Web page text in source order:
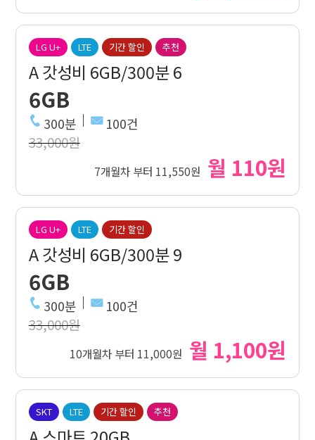
LG U+ LTE 기간 할인 추천
A 갓성비 6GB/300분 6
6GB
300분 100건
33,000원
7개월차 부터 11,550원 월 110원
LG U+ LTE 기간 할인
A 갓성비 6GB/300분 9
6GB
300분 100건
33,000원
10개월차 부터 11,000원 월 1,100원
SKT LTE 기간 할인 추천